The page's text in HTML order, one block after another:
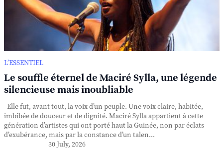
L’ESSENTIEL
Le souffle éternel de Maciré Sylla, une légende
silencieuse mais inoubliable
Elle fut, avant tout, la voix d’un peuple. Une voix claire, habitée,
imbibée de douceur et de dignité. Maciré Sylla appartient à cette
génération d’artistes qui ont porté haut la Guinée, non par éclats
d’exubérance, mais par la constance d’un talen...
30 July, 2026